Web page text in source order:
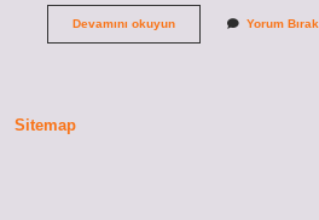
Devamını okuyunMonochromeYorum Bırak
Sitemap